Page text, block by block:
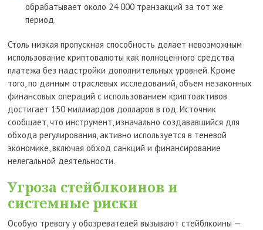
обрабатывает около 24 000 транзакций за тот же
период.
Столь низкая пропускная способность делает невозможным
использование криптовалюты как полноценного средства
платежа без надстройки дополнительных уровней. Кроме
того, по данным отраслевых исследований, объем незаконных
финансовых операций с использованием криптоактивов
достигает 150 миллиардов долларов в год. Источник
сообщает, что инструмент, изначально создававшийся для
обхода регулирования, активно используется в теневой
экономике, включая обход санкций и финансирование
нелегальной деятельности.
Угроза стейблкоинов и
системные риски
Особую тревогу у обозревателей вызывают стейблкоины —